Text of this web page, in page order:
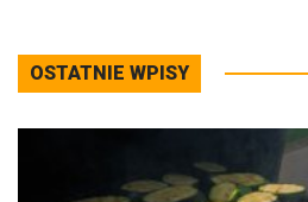
OSTATNIE WPISY